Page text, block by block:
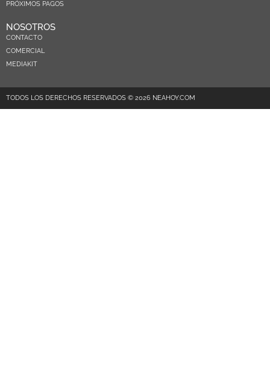
PRÓXIMOS PAGOS
NOSOTROS
CONTACTO
COMERCIAL
MEDIAKIT
TODOS LOS DERECHOS RESERVADOS © 2026 NEAHOY.COM